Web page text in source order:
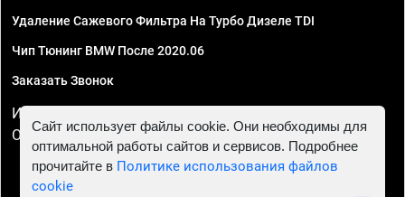
Удаление Сажевого Фильтра На Турбо Дизеле TDI
Чип Тюнинг BMW После 2020.06
Заказать Звонок
ИП Смирнов Георгий Павлович. ИНН 781302555843,
ОГРНИП 324470400032610
Сайт использует файлы cookie. Они необходимы для
оптимальной работы сайтов и сервисов. Подробнее
прочитайте в Политике использования файлов
cookie